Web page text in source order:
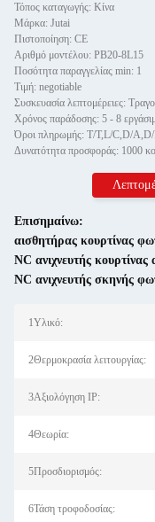
Τόπος καταγωγής: Κίνα
Μάρκα: Jutai
Πιστοποίηση: CE
Αριθμό μοντέλου: PB20-8L15
Ποσότητα παραγγελίας min: 1
Τιμή: negotiable
Συσκευασία λεπτομέρειες:
Χρόνος παράδοσης: 5 - 8
Όροι πληρωμής: T/T,L/C,D/
Δυνατότητα προσφοράς: 1000
Επισημαίνω:
αισθητήρας κουρτίνας
NC ανιχνευτής κουρτίνας
NC ανιχνευτής σκηνής
1Υλικό:
2Θερμοκρασία λειτουργίας:
3Αξιολόγηση IP:
4Θεωρία:
5Προσδιορισμός:
6Τάση τροφοδοσίας: